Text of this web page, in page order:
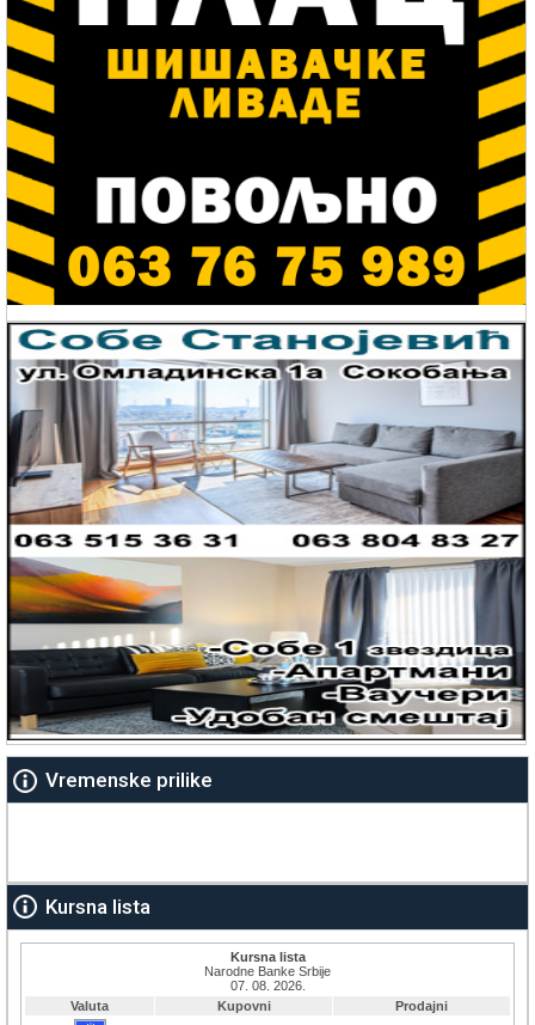
Vremenske prilike
Kursna lista